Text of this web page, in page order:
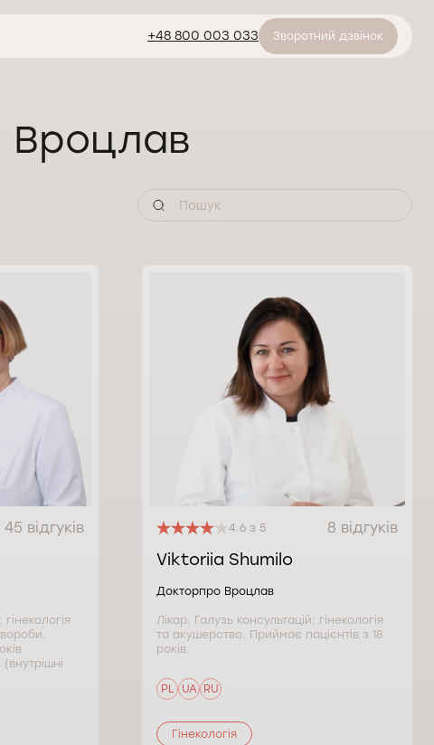
+48 800 003 033 Зворотний дзвінок
Вроцлав
45 відгуків
(внутрішні
4.6 з 5 8 відгуків
Viktoriia Shumilo
Докторпро Вроцлав
Лікар. Галузь консультацій: гінекологія
та акушерство. Приймає пацієнтів з 18
років.
PL UA RU
Гінекологія